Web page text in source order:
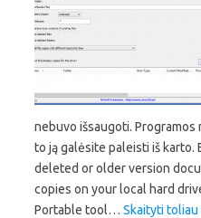
nebuvo išsaugoti.
to ją galėsite paleisti iš karto.
deleted or older version
copies on your local hard
Portable tool… Skaityti toliau